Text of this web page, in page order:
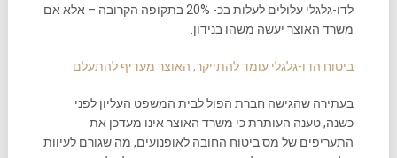
לדו-גלגלי עלולים לעלות בכ- 20% בתקופה הקרובה – אלא אם
משרד האוצר יעשה משהו בנידון.
ביטוח הדו-גלגלי עומד להתייקר, האוצר מעדיף להתעלם
בעתירה שהגישה חברת הפול לבית המשפט העליון לפני
כשנה, טענה העותרת כי משרד האוצר אינו מעדכן את
התעריפים של מס ביטוח החובה לאופנועים, מה שגורם לעיוות